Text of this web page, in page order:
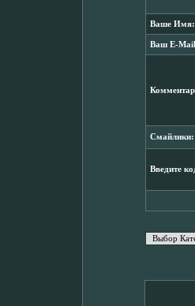
Ваше Имя:
Ваш E-
Смайлики:
Введите